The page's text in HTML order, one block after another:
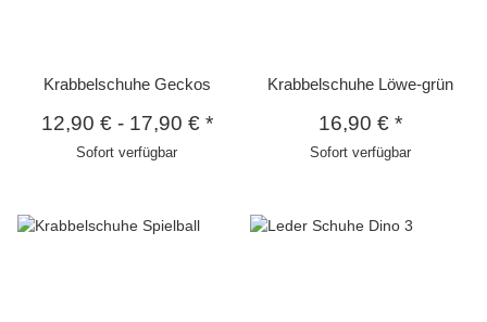
Krabbelschuhe Geckos
12,90 €- 17,90 € *
Sofort verfügbar
Krabbelschuhe Löwe-grün
16,90 € *
Sofort verfügbar